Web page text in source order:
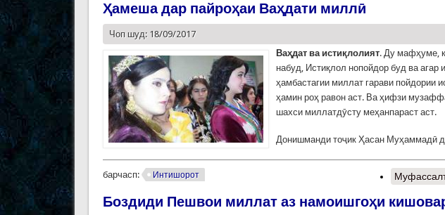
Ҳамеша дар пайроҳаи Ваҳдати миллӣ
Чоп шуд: 18/09/2017
Ваҳдат ва истиқлолият. Ду мафҳуме,
набуд, Истиқлол нопойдор буд ва
ҳамбастагии миллат гарави пойдории
ҳамин роҳ равон аст. Ва ҳифзи
шахси миллатдӯсту меҳанпараст аст.
Донишманди тоҷик Ҳасан Муҳаммадӣ
барчасп: Интишорот
Боздиди Пешвои миллат аз намоишгоҳи